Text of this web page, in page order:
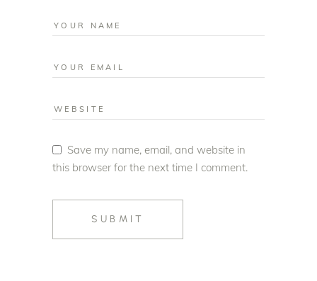
Save my name, email, and website in
this browser for the next time I comment.
SUBMIT